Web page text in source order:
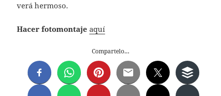
verá hermoso.
Hacer fotomontajeaquí
Compartelo…